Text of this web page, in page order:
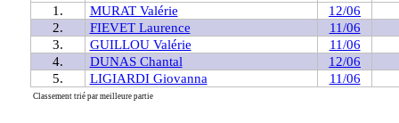
1. MURAT Valérie
12/06
2.
FIEVET Laurence
11/06
3.
GUILLOU Valérie
11/06
4.
DUNAS Chantal
12/06
5.
LIGIARDI Giovanna 11/06
Classement trié par meilleure partie